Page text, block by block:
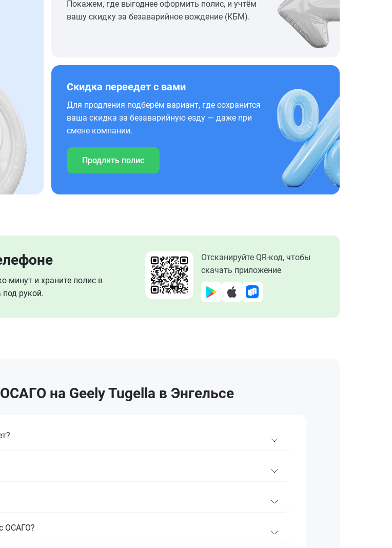
Покажем, где выгоднее оформить полис, и учтём
вашу скидку за безаварийное вождение (КБМ).
Скидка переедет с вами
Для продления подберём вариант, где сохранится
ваша скидка за безаварийную езду — даже при
смене компании.
Продлить полис
минут и храните полис в
рукой.
Отсканируйте QR-код, чтобы
скачать приложение
на Geely Tugella в Энгельсе
ОСАГО?